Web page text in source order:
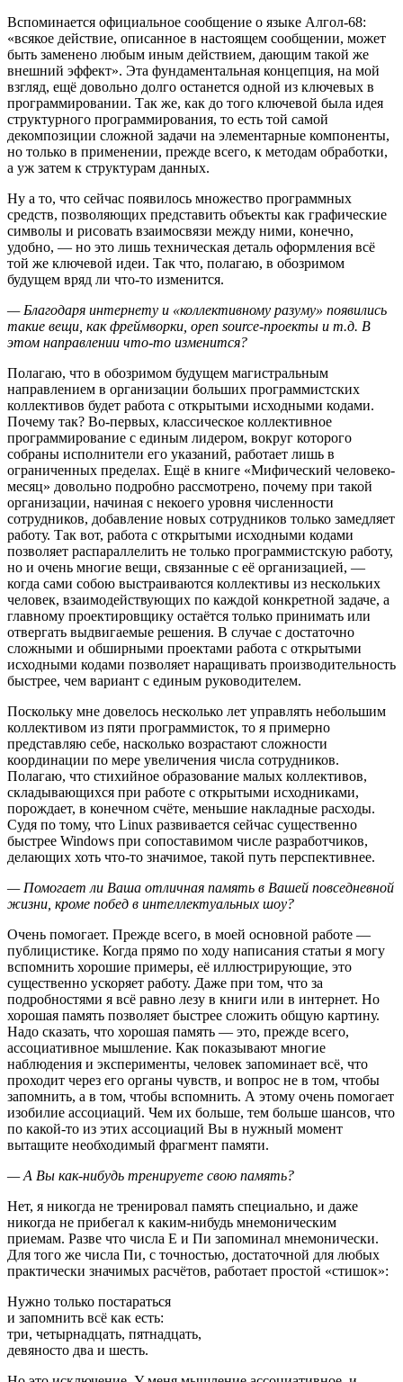
Вспоминается официальное сообщение о языке Алгол-68:
«всякое действие, описанное в настоящем сообщении, может
быть заменено любым иным действием, дающим такой же
внешний эффект». Эта фундаментальная концепция, на мой
взгляд, ещё довольно долго останется одной из ключевых в
программировании. Так же, как до того ключевой была идея
структурного программирования, то есть той самой
декомпозиции сложной задачи на элементарные компоненты,
но только в применении, прежде всего, к методам обработки,
а уж затем к структурам данных.
Ну а то, что сейчас появилось множество программных
средств, позволяющих представить объекты как графические
символы и рисовать взаимосвязи между ними, конечно,
удобно, — но это лишь техническая деталь оформления всё
той же ключевой идеи. Так что, полагаю, в обозримом
будущем вряд ли что-то изменится.
— Благодаря интернету и «коллективному разуму» появились
такие вещи, как фреймворки, open source-проекты и т.д. В
этом направлении что-то изменится?
Полагаю, что в обозримом будущем магистральным
направлением в организации больших программистских
коллективов будет работа с открытыми исходными кодами.
Почему так? Во-первых, классическое коллективное
программирование с единым лидером, вокруг которого
собраны исполнители его указаний, работает лишь в
ограниченных пределах. Ещё в книге «Мифический человеко-
месяц» довольно подробно рассмотрено, почему при такой
организации, начиная с некоего уровня численности
сотрудников, добавление новых сотрудников только замедляет
работу. Так вот, работа с открытыми исходными кодами
позволяет распараллелить не только программистскую работу,
но и очень многие вещи, связанные с её организацией, —
когда сами собою выстраиваются коллективы из нескольких
человек, взаимодействующих по каждой конкретной задаче, а
главному проектировщику остаётся только принимать или
отвергать выдвигаемые решения. В случае с достаточно
сложными и обширными проектами работа с открытыми
исходными кодами позволяет наращивать производительность
быстрее, чем вариант с единым руководителем.
Поскольку мне довелось несколько лет управлять небольшим
коллективом из пяти программисток, то я примерно
представляю себе, насколько возрастают сложности
координации по мере увеличения числа сотрудников.
Полагаю, что стихийное образование малых коллективов,
складывающихся при работе с открытыми исходниками,
порождает, в конечном счёте, меньшие накладные расходы.
Судя по тому, что Linux развивается сейчас существенно
быстрее Windows при сопоставимом числе разработчиков,
делающих хоть что-то значимое, такой путь перспективнее.
— Помогает ли Ваша отличная память в Вашей повседневной
жизни, кроме побед в интеллектуальных шоу?
Очень помогает. Прежде всего, в моей основной работе —
публицистике. Когда прямо по ходу написания статьи я могу
вспомнить хорошие примеры, её иллюстрирующие, это
существенно ускоряет работу. Даже при том, что за
подробностями я всё равно лезу в книги или в интернет. Но
хорошая память позволяет быстрее сложить общую картину.
Надо сказать, что хорошая память — это, прежде всего,
ассоциативное мышление. Как показывают многие
наблюдения и эксперименты, человек запоминает всё, что
проходит через его органы чувств, и вопрос не в том, чтобы
запомнить, а в том, чтобы вспомнить. А этому очень помогает
изобилие ассоциаций. Чем их больше, тем больше шансов, что
по какой-то из этих ассоциаций Вы в нужный момент
вытащите необходимый фрагмент памяти.
— А Вы как-нибудь тренируете свою память?
Нет, я никогда не тренировал память специально, и даже
никогда не прибегал к каким-нибудь мнемоническим
приемам. Разве что числа Е и Пи запоминал мнемонически.
Для того же числа Пи, с точностью, достаточной для любых
практически значимых расчётов, работает простой «стишок»:
Нужно только постараться
и запомнить всё как есть:
три, четырнадцать, пятнадцать,
девяносто два и шесть.